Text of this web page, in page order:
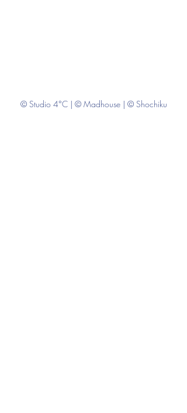
© Studio 4°C | © Madhouse | © Shochiku